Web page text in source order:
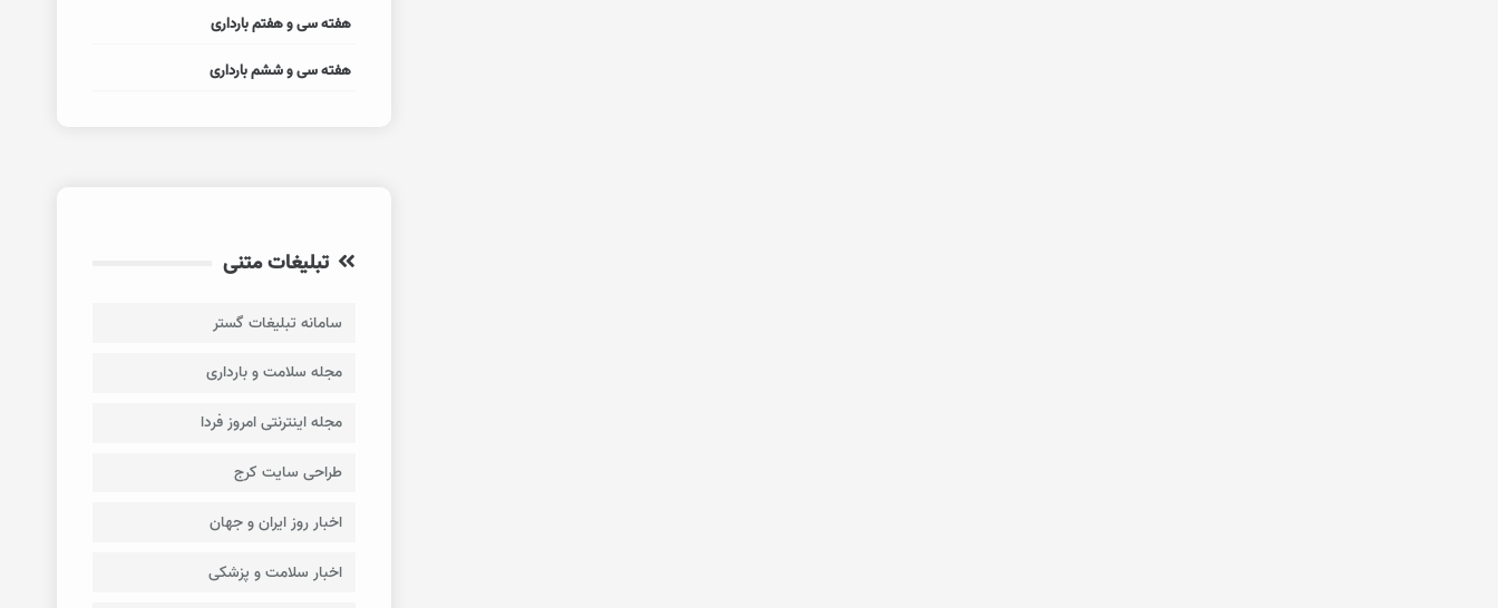
هفته سی و هفتم بارداری
هفته سی و ششم بارداری
تبلیغات متنی
سامانه تبلیغات گستر
مجله سلامت و بارداری
مجله اینترنتی امروز فردا
طراحی سایت کرج
اخبار روز ایران و جهان
اخبار سلامت و پزشکی